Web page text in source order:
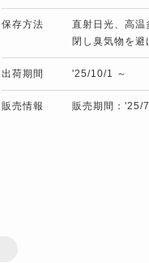
保存方法
直射日光、高温
閉し臭気物を避
出荷期間 '25/10/1 ～
販売情報 販売期間：'25/